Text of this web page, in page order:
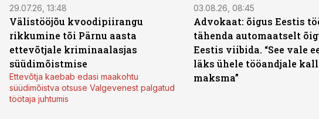
29.07.26, 13:48
Välistööjõu kvoodipiirangu
rikkumine tõi Pärnu aasta
ettevõtjale kriminaalasjas
süüdimõistmise
Ettevõtja kaebab edasi maakohtu
süüdimõistva otsuse Valgevenest palgatud
töötaja juhtumis
03.08.26, 08:45
Advokaat: õigus Eestis
tähenda automaatselt
Eestis viibida. “See vale
läks ühele tööandjale
maksma”